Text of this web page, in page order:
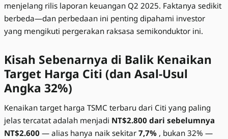
menjelang rilis laporan keuangan Q2 2025. Faktanya sedikit
berbeda—dan perbedaan ini penting dipahami investor
yang mengikuti pergerakan raksasa semikonduktor ini.
Kisah Sebenarnya di Balik Kenaikan
Target Harga Citi (dan Asal-Usul
Angka 32%)
Kenaikan target harga TSMC terbaru dari Citi yang paling
jelas tercatat adalah menjadi NT$2.800 dari sebelumnya
NT$2.600 — alias hanya naik sekitar 7,7% , bukan 32% —